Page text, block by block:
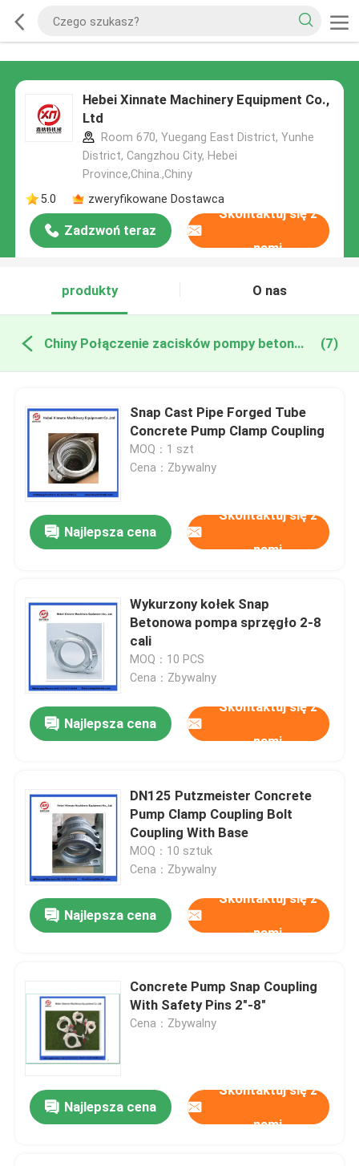
Hebei Xinnate Machinery Equipment Co.,
Ltd
Room 670, Yuegang East District, Yunhe
District, Cangzhou City, Hebei
Province,China.,Chiny
5.0
zweryfikowane Dostawca
Zadzwoń teraz
Skontaktuj się z
nami
produkty O nas
Chiny Połączenie zacisków pompy betonowej (7)
Snap Cast Pipe Forged Tube
Concrete Pump Clamp Coupling
MOQ：1 szt
Cena：Zbywalny
Najlepsza cena
Skontaktuj się z
nami
Wykurzony kołek Snap
Betonowa pompa sprzęgło 2-8
cali
MOQ：10 PCS
Cena：Zbywalny
Najlepsza cena
Skontaktuj się z
nami
DN125 Putzmeister Concrete
Pump Clamp Coupling Bolt
Coupling With Base
MOQ：10 sztuk
Cena：Zbywalny
Najlepsza cena
Skontaktuj się z
nami
Concrete Pump Snap Coupling
With Safety Pins 2"-8"
Cena：Zbywalny
Najlepsza cena
Skontaktuj się z
nami